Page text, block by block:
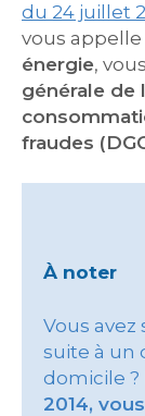
du 24 juillet
vous
énergie,
générale de
fraudes
À noter
Vous
suite à un
domicile ?
2014,